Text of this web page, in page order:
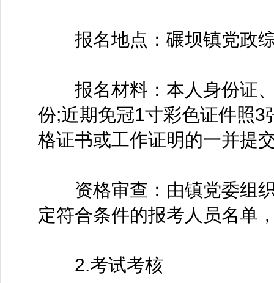
报名地点：碾坝镇党政
报名材料：本人身份证、
份;近期免冠1寸彩色证件照
格证书或工作证明的一并提
资格审查：由镇党委组织
定符合条件的报考人员名单
2.考试考核